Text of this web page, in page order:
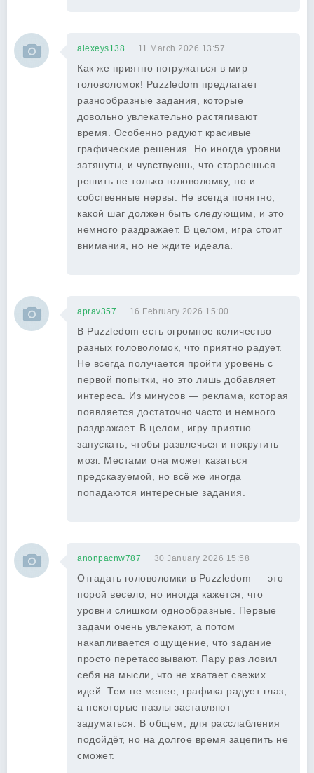
alexeys138 11 March 2026 13:57
Как же приятно погружаться в мир
головоломок! Puzzledom предлагает
разнообразные задания, которые
довольно увлекательно растягивают
время. Особенно радуют красивые
графические решения. Но иногда уровни
затянуты, и чувствуешь, что стараешься
решить не только головоломку, но и
собственные нервы. Не всегда понятно,
какой шаг должен быть следующим, и это
немного раздражает. В целом, игра стоит
внимания, но не ждите идеала.
aprav357 16 February 2026 15:00
В Puzzledom есть огромное количество
разных головоломок, что приятно радует.
Не всегда получается пройти уровень с
первой попытки, но это лишь добавляет
интереса. Из минусов — реклама, которая
появляется достаточно часто и немного
раздражает. В целом, игру приятно
запускать, чтобы развлечься и покрутить
мозг. Местами она может казаться
предсказуемой, но всё же иногда
попадаются интересные задания.
anonpacnw787 30 January 2026 15:58
Отгадать головоломки в Puzzledom — это
порой весело, но иногда кажется, что
уровни слишком однообразные. Первые
задачи очень увлекают, а потом
накапливается ощущение, что задание
просто перетасовывают. Пару раз ловил
себя на мысли, что не хватает свежих
идей. Тем не менее, графика радует глаз,
а некоторые пазлы заставляют
задуматься. В общем, для расслабления
подойдёт, но на долгое время зацепить не
сможет.